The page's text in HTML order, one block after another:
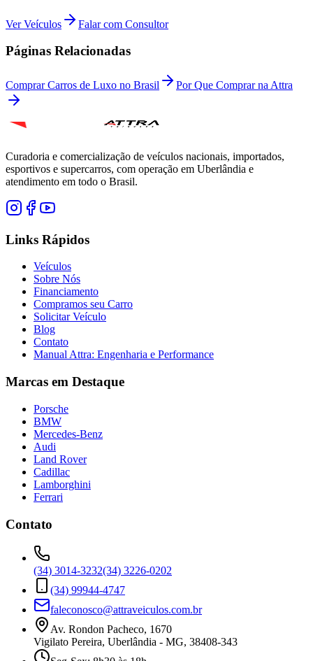
Ver Veículos Falar com Consultor
Páginas Relacionadas
Comprar Carros de Luxo no Brasil Por Que Comprar na Attra
Curadoria e comercialização de veículos nacionais, importados,
esportivos e supercarros, com operação em Uberlândia e
atendimento em todo o Brasil.
Links Rápidos
Veículos
Sobre Nós
Financiamento
Compramos seu Carro
Solicitar Veículo
Blog
Contato
Manual Attra: Engenharia e Performance
Marcas em Destaque
Porsche
BMW
Mercedes-Benz
Audi
Land Rover
Cadillac
Lamborghini
Ferrari
Contato
(34) 3014-3232(34) 3226-0202
(34) 99944-4747
faleconosco@attraveiculos.com.br
Av. Rondon Pacheco, 1670
Vigilato Pereira, Uberlândia - MG, 38408-343